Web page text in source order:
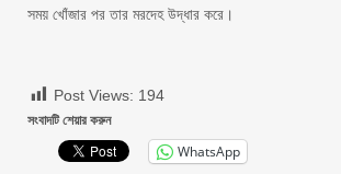
সময় খোঁজার পর তার মরদেহ উদ্ধার করে।
Post Views: 194
সংবাদটি শেয়ার করুন
WhatsApp